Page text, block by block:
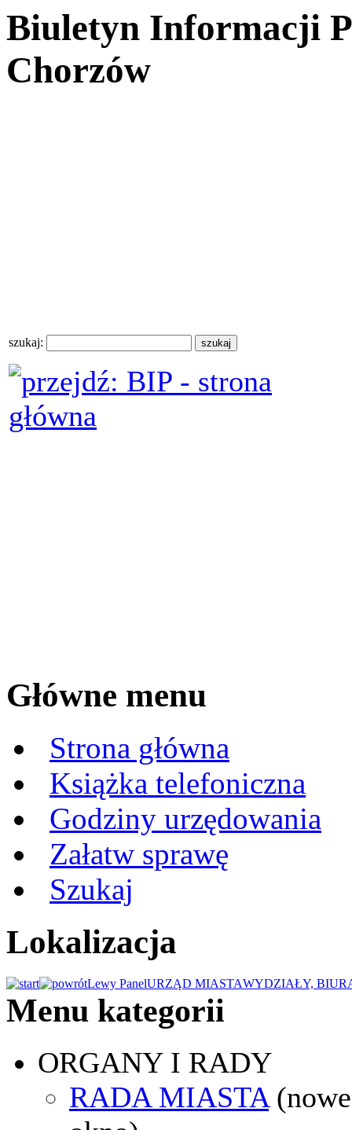
Biuletyn Informacji
Chorzów
szukaj:
Główne menu
Strona główna
Książka telefoniczna
Godziny urzędowania
Załatw sprawę
Szukaj
Lokalizacja
Lewy PanelURZĄD MIASTAWYDZIAŁY,
Menu kategorii
ORGANY I RADY
RADA MIASTA (nowe